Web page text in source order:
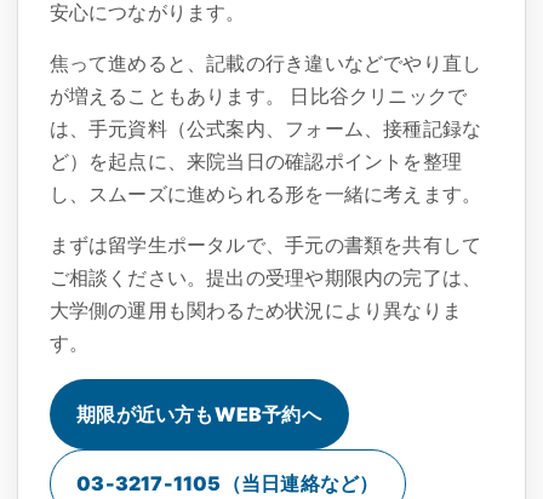
安心につながります。
焦って進めると、記載の行き違いなどでやり直し
が増えることもあります。 日比谷クリニックで
は、手元資料（公式案内、フォーム、接種記録な
ど）を起点に、来院当日の確認ポイントを整理
し、スムーズに進められる形を一緒に考えます。
まずは留学生ポータルで、手元の書類を共有して
ご相談ください。提出の受理や期限内の完了は、
大学側の運用も関わるため状況により異なりま
す。
期限が近い方もWEB予約へ
03-3217-1105（当日連絡など）